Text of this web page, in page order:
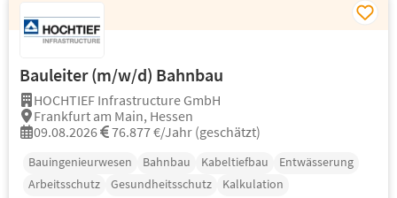
Bauleiter (m/w/d) Bahnbau
HOCHTIEF Infrastructure GmbH
Frankfurt am Main, Hessen
09.08.2026
76.877 €/Jahr (geschätzt)
Bauingenieurwesen Bahnbau Kabeltiefbau
Entwässerung
Arbeitsschutz
Gesundheitsschutz Kalkulation